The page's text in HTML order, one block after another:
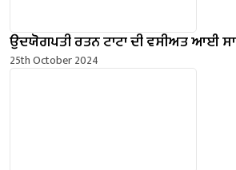
ਉਦਯੋਗਪਤੀ ਰਤਨ ਟਾਟਾ ਦੀ ਵਸੀਅਤ ਆਈ
25th October 2024